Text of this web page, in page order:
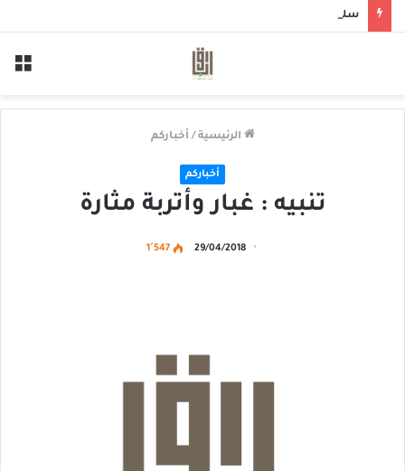
سلم لمن سالمكم
الرئيسية / أخباركم
أخباركم
تنبيه : غبار وأتربة مثارة
29/04/2018 1٬547